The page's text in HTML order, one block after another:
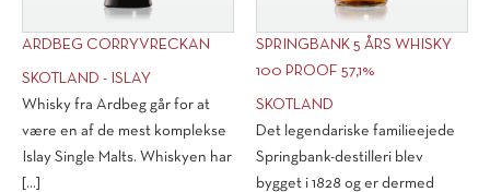
ARDBEG CORRYVRECKAN
SKOTLAND - ISLAY
Whisky fra Ardbeg går for at
være en af de mest komplekse
Islay Single Malts. Whiskyen har
[...]
SPRINGBANK 5 ÅRS WHISKY
100 PROOF 57,1%
SKOTLAND
Det legendariske familieejede
Springbank-destilleri blev
bygget i 1828 og er dermed